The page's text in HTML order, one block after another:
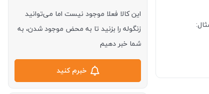
این کالا فعلا موجود نیست اما می‌توانید
زنگوله را بزنید تا به محض موجود شدن، به
شما خبر دهیم
خبرم کنید